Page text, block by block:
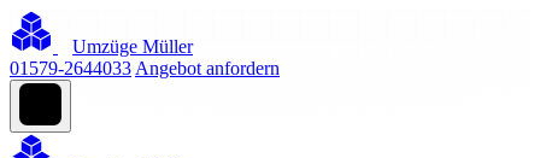
Umzüge Müller
01579-2644033 Angebot anfordern